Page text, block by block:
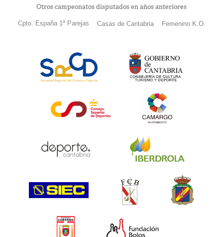
Otros campeonatos disputados en años anteriores
Cpto. España 1ª Parejas Casas de Cantabria Femenino K.O.